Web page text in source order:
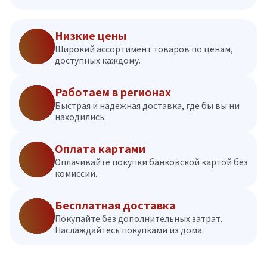
Низкие цены
Широкий ассортимент товаров по ценам,
доступных каждому.
Работаем в регионах
Быстрая и надежная доставка, где бы вы ни
находились.
Оплата картами
Оплачивайте покупки банковской картой без
комиссий.
Бесплатная доставка
Покупайте без дополнительных затрат.
Наслаждайтесь покупками из дома.